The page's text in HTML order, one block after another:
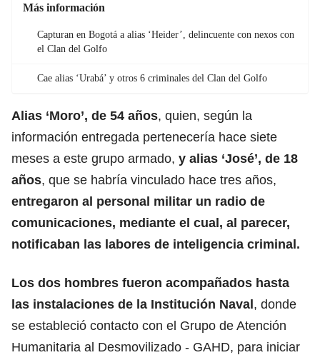
Más información
Capturan en Bogotá a alias ‘Heider’, delincuente con nexos con
el Clan del Golfo
Cae alias ‘Urabá’ y otros 6 criminales del Clan del Golfo
Alias ‘Moro’, de 54 años, quien, según la
información entregada pertenecería hace siete
meses a este grupo armado, y alias ‘José’, de 18
años, que se habría vinculado hace tres años,
entregaron al personal militar un radio de
comunicaciones, mediante el cual, al parecer,
notificaban las labores de inteligencia criminal.
Los dos hombres fueron acompañados hasta
las instalaciones de la Institución Naval, donde
se estableció contacto con el Grupo de Atención
Humanitaria al Desmovilizado - GAHD, para iniciar